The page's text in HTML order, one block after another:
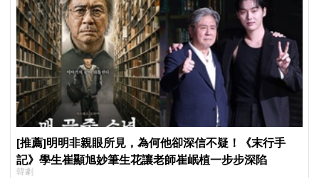
[推薦]明明非親眼所見，為何他卻深信不疑！《末行手
記》學生崔顯旭妙筆生花讓老師崔岷植一步步深陷
韓劇